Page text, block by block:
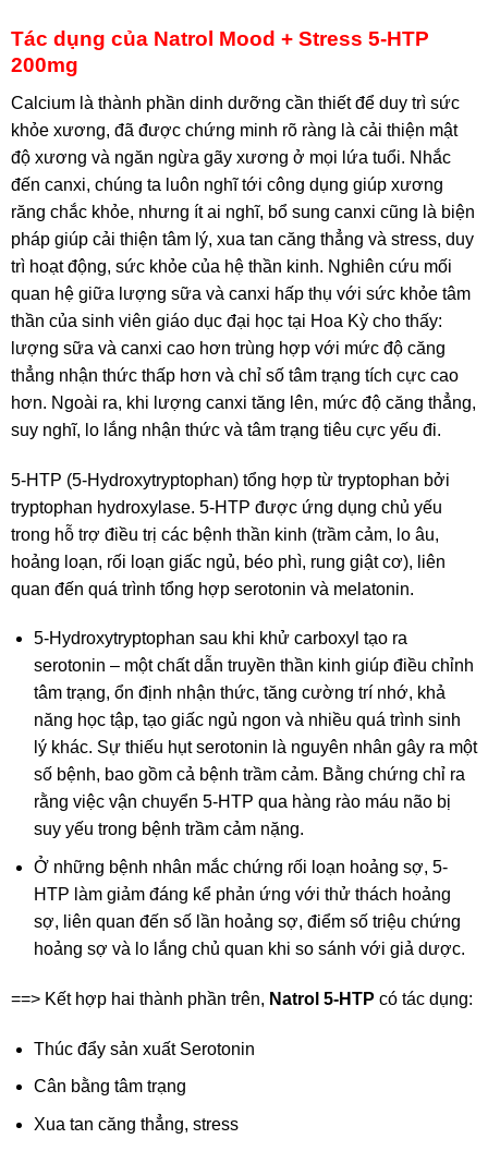
Tác dụng của Natrol Mood + Stress 5-HTP
200mg
Calcium là thành phần dinh dưỡng cần thiết để duy trì sức
khỏe xương, đã được chứng minh rõ ràng là cải thiện mật
độ xương và ngăn ngừa gãy xương ở mọi lứa tuổi. Nhắc
đến canxi, chúng ta luôn nghĩ tới công dụng giúp xương
răng chắc khỏe, nhưng ít ai nghĩ, bổ sung canxi cũng là biện
pháp giúp cải thiện tâm lý, xua tan căng thẳng và stress, duy
trì hoạt động, sức khỏe của hệ thần kinh. Nghiên cứu mối
quan hệ giữa lượng sữa và canxi hấp thụ với sức khỏe tâm
thần của sinh viên giáo dục đại học tại Hoa Kỳ cho thấy:
lượng sữa và canxi cao hơn trùng hợp với mức độ căng
thẳng nhận thức thấp hơn và chỉ số tâm trạng tích cực cao
hơn. Ngoài ra, khi lượng canxi tăng lên, mức độ căng thẳng,
suy nghĩ, lo lắng nhận thức và tâm trạng tiêu cực yếu đi.
5-HTP (5-Hydroxytryptophan) tổng hợp từ ​​tryptophan bởi
tryptophan hydroxylase. 5-HTP được ứng dụng chủ yếu
trong hỗ trợ điều trị các bệnh thần kinh (trầm cảm, lo âu,
hoảng loạn, rối loạn giấc ngủ, béo phì, rung giật cơ), liên
quan đến quá trình tổng hợp serotonin và melatonin.
5-Hydroxytryptophan sau khi khử carboxyl tạo ra
serotonin – một chất dẫn truyền thần kinh giúp điều chỉnh
tâm trạng, ổn định nhận thức, tăng cường trí nhớ, khả
năng học tập, tạo giấc ngủ ngon và nhiều quá trình sinh
lý khác. Sự thiếu hụt serotonin là nguyên nhân gây ra một
số bệnh, bao gồm cả bệnh trầm cảm. Bằng chứng chỉ ra
rằng việc vận chuyển 5-HTP qua hàng rào máu não bị
suy yếu trong bệnh trầm cảm nặng.
Ở những bệnh nhân mắc chứng rối loạn hoảng sợ, 5-
HTP làm giảm đáng kể phản ứng với thử thách hoảng
sợ, liên quan đến số lần hoảng sợ, điểm số triệu chứng
hoảng sợ và lo lắng chủ quan khi so sánh với giả dược.
==> Kết hợp hai thành phần trên, Natrol 5-HTP có tác dụng:
Thúc đẩy sản xuất Serotonin
Cân bằng tâm trạng
Xua tan căng thẳng, stress